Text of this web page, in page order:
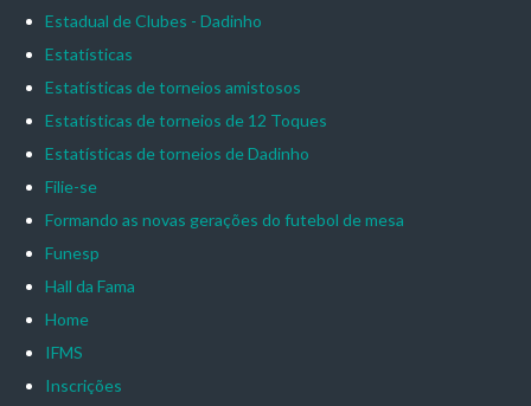
Estadual de Clubes - Dadinho
Estatísticas
Estatísticas de torneios amistosos
Estatísticas de torneios de 12 Toques
Estatísticas de torneios de Dadinho
Filie-se
Formando as novas gerações do futebol de mesa
Funesp
Hall da Fama
Home
IFMS
Inscrições